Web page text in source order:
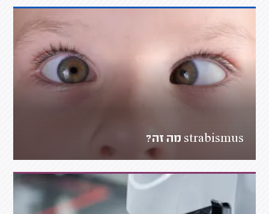
strabismus מה זה?